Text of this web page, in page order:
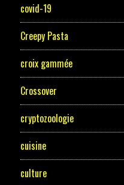
covid-19
Creepy Pasta
croix gammée
Crossover
cryptozoologie
cuisine
culture